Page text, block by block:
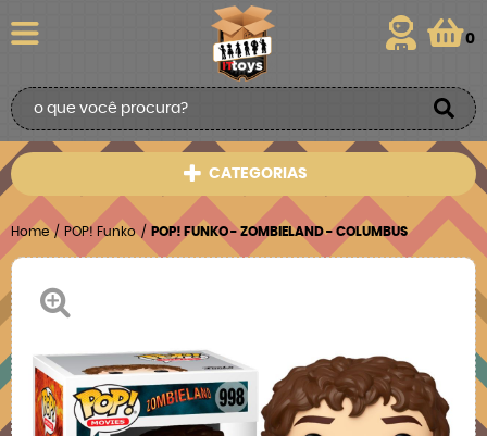
0
CATEGORIAS
Home POP! Funko POP! FUNKO - ZOMBIELAND - COLUMBUS